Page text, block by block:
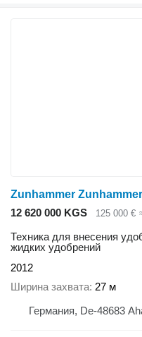
Zunhammer
12 620 000 KGS
125 000 €
Техника для внесения
жидких удобрений
2012
Ширина захвата 27 м
Германия, De-48683